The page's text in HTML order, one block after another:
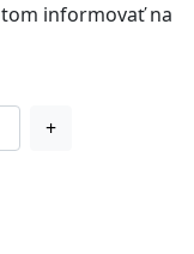
informovať na
+